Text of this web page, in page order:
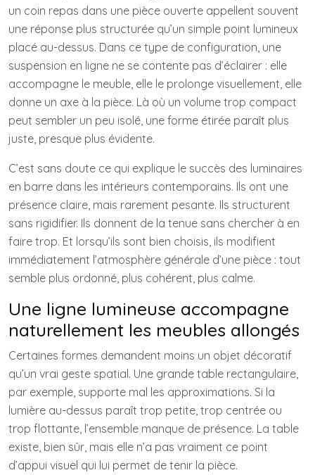
un coin repas dans une pièce ouverte appellent souvent
une réponse plus structurée qu’un simple point lumineux
placé au-dessus. Dans ce type de configuration, une
suspension en ligne ne se contente pas d’éclairer : elle
accompagne le meuble, elle le prolonge visuellement, elle
donne un axe à la pièce. Là où un volume trop compact
peut sembler un peu isolé, une forme étirée paraît plus
juste, presque plus évidente.
C’est sans doute ce qui explique le succès des luminaires
en barre dans les intérieurs contemporains. Ils ont une
présence claire, mais rarement pesante. Ils structurent
sans rigidifier. Ils donnent de la tenue sans chercher à en
faire trop. Et lorsqu’ils sont bien choisis, ils modifient
immédiatement l’atmosphère générale d’une pièce : tout
semble plus ordonné, plus cohérent, plus calme.
Une ligne lumineuse accompagne
naturellement les meubles allongés
Certaines formes demandent moins un objet décoratif
qu’un vrai geste spatial. Une grande table rectangulaire,
par exemple, supporte mal les approximations. Si la
lumière au-dessus paraît trop petite, trop centrée ou
trop flottante, l’ensemble manque de présence. La table
existe, bien sûr, mais elle n’a pas vraiment ce point
d’appui visuel qui lui permet de tenir la pièce.